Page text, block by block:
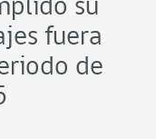
su
fuera
de